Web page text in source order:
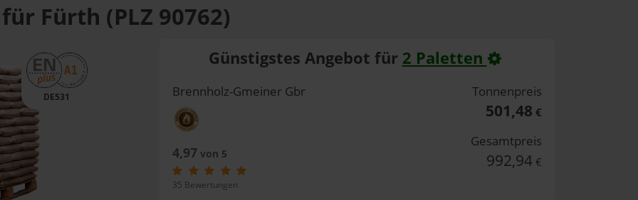
Fürth (PLZ 90762)
DE531
Günstigstes Angebot für 2 Paletten
Brennholz-Gmeiner Gbr
4,97von 5
35 Bewertungen
Tonnenpreis
501,48 €
Gesamtpreis
992,94 €